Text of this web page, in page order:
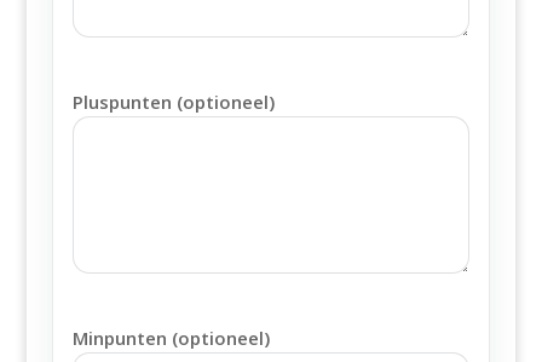
Pluspunten (optioneel)
Minpunten (optioneel)